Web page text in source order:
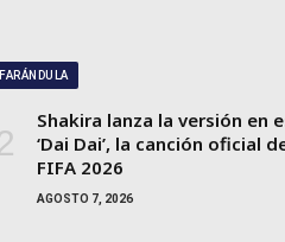
FARÁNDULA
Shakira lanza la versión en
‘Dai Dai’, la canción oficial
FIFA 2026
AGOSTO 7, 2026